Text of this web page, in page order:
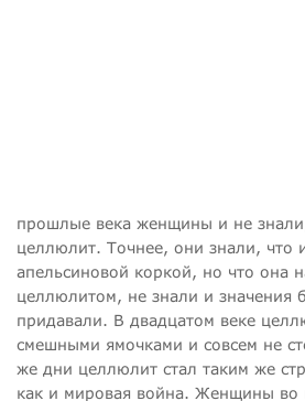
прошлые века женщины и не
целлюлит. Точнее, они знали, что
апельсиновой коркой, но что она
целлюлитом, не знали и значения
придавали. В двадцатом веке
смешными ямочками и совсем не
же дни целлюлит стал таким же
как и мировая война. Женщины во